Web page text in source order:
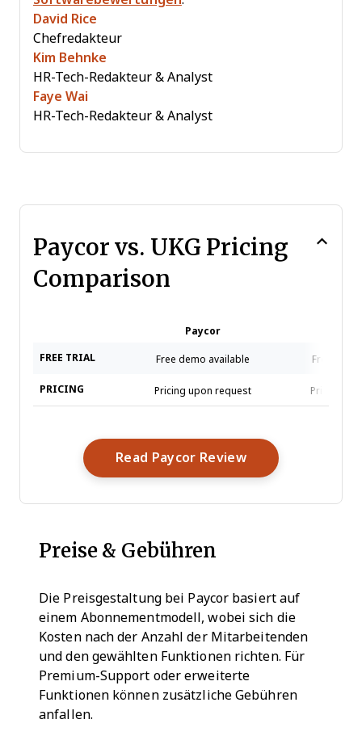
David Rice
Chefredakteur
Kim Behnke
HR-Tech-Redakteur & Analyst
Faye Wai
HR-Tech-Redakteur & Analyst
Paycor vs. UKG Pricing
Comparison
Paycor
FREE TRIAL Free demo available Free
PRICING Pricing upon request Pricing
Read Paycor ReviewOpens New
Preise & Gebühren
Die Preisgestaltung bei Paycor basiert auf
einem Abonnementmodell, wobei sich die
Kosten nach der Anzahl der Mitarbeitenden
und den gewählten Funktionen richten. Für
Premium-Support oder erweiterte
Funktionen können zusätzliche Gebühren
anfallen.